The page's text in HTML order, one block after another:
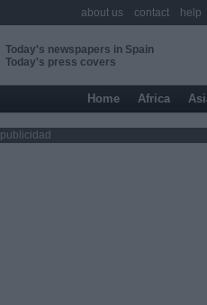
Today's newspapers in Spain
Today's press covers
Home Africa
publicidad
about us contact help